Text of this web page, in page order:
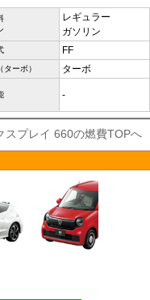
レギュラー
ガソリン
FF
ターボ） ターボ
-
スプレイ 660の燃費TOPへ